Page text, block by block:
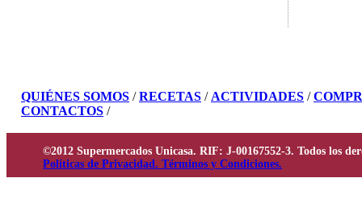
QUIÉNES SOMOS /RECETAS / ACTIVIDADES /
CONTACTOS /
©2012 Supermercados Unicasa. RIF: J-00167552-3. Todos los
Políticas de Privacidad. Términos y Condiciones.